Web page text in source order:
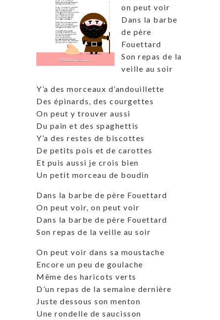
on peut voir
Dans la barbe
de père
Fouettard
Son repas de la
veille au soir
Y’a des morceaux d’andouillette
Des épinards, des courgettes
On peut y trouver aussi
Du pain et des spaghettis
Y’a des restes de biscottes
De petits pois et de carottes
Et puis aussi je crois bien
Un petit morceau de boudin
Dans la barbe de père Fouettard
On peut voir, on peut voir
Dans la barbe de père Fouettard
Son repas de la veille au soir
On peut voir dans sa moustache
Encore un peu de goulache
Même des haricots verts
D’un repas de la semaine dernière
Juste dessous son menton
Une rondelle de saucisson